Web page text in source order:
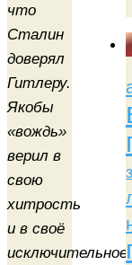
что
Сталин
доверял
Гитлеру.
Якобы
«вождь»
верил в
свою
хитрость
и в своё
исключительное